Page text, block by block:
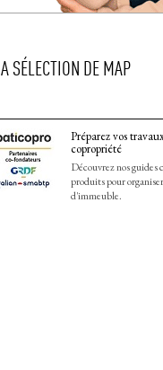
SÉLECTION DE MAP
Préparez vos
copropriété
Découvrez nos guides
produits pour
d'immeuble.